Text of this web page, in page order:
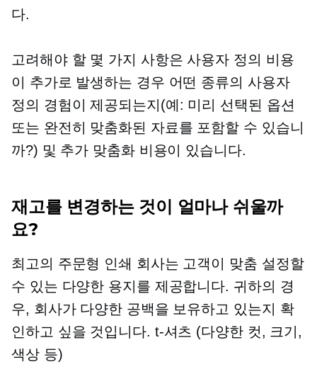
다.
고려해야 할 몇 가지 사항은 사용자 정의 비용
이 추가로 발생하는 경우 어떤 종류의 사용자
정의 경험이 제공되는지(예: 미리 선택된 옵션
또는 완전히 맞춤화된 자료를 포함할 수 있습니
까?) 및 추가 맞춤화 비용이 있습니다.
재고를 변경하는 것이 얼마나 쉬울까
요?
최고의 주문형 인쇄 회사는 고객이 맞춤 설정할
수 있는 다양한 용지를 제공합니다. 귀하의 경
우, 회사가 다양한 공백을 보유하고 있는지 확
인하고 싶을 것입니다. t-셔츠 (다양한 컷, 크기,
색상 등)